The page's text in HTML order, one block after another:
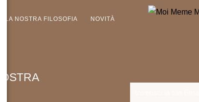
LA NOSTRA FILOSOFIA NOVITÀ